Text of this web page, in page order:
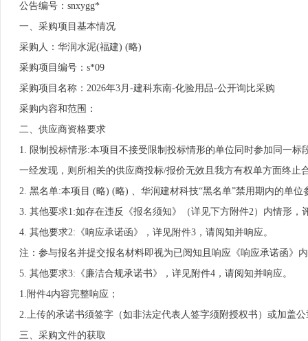
公告编号：snxygg*
一、采购项目基本情况
采购人：华润水泥(福建) (略)
采购项目编号：s*09
采购项目名称：2026年3月-建科东南-化验用品-公开询比采购
采购内容和范围：
二、供应商资格要求
1. 限制投标情形:本项目不接受限制投标情形的单位同时参加同一
一经发现，则所相关的供应商投标/报价无效且我方有权单方面终止
2. 黑名单:本项目 (略) (略) 、华润建材科技“黑名单”禁用期内的单位
3. 其他要求1:如存在违反《报名须知》（详见下方附件2）内情形，
4. 其他要求2:《响应承诺函》，详见附件3，请阅知并响应。
注：参与报名并提交报名材料即视为已阅知且响应《响应承诺函》
5. 其他要求3:《廉洁合规承诺书》，详见附件4，请阅知并响应。
1.附件4内容完整响应；
2.上传的承诺书须签字（如非法定代表人签字须附授权书）或加盖公
三、采购文件的获取